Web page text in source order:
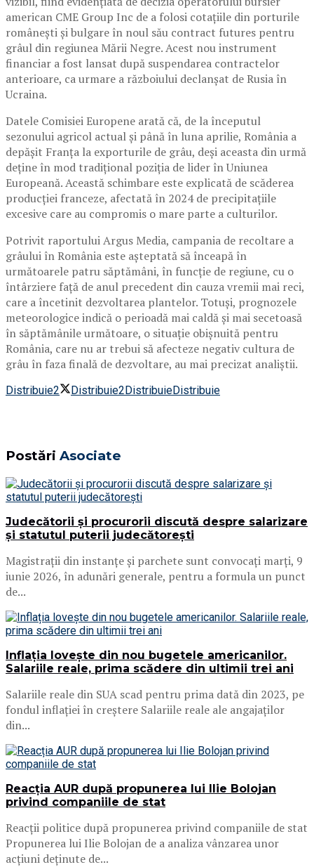
american CME Group Inc de a folosi cotațiile din porturile
românești și bulgare în noul său contract futures pentru
grâul din regiunea Mării Negre. Acest nou instrument
financiar a fost lansat după suspendarea contractelor
anterioare, ca urmare a războiului declanșat de Rusia în
Ucraina.
Datele Comisiei Europene arată că, de la începutul
sezonului agricol actual și până în luna aprilie, România a
depășit Franța la exporturile de grâu, deși aceasta din urmă
deține în mod tradițional poziția de lider în Uniunea
Europeană. Această schimbare este explicată de scăderea
producției franceze, afectată în 2024 de precipitațiile
excesive care au compromis o mare parte a culturilor.
Potrivit raportului Argus Media, campania de recoltare a
grâului în România este așteptată să înceapă în
următoarele patru săptămâni, în funcție de regiune, cu o
întârziere față de anul precedent din cauza vremii mai reci,
care a încetinit dezvoltarea plantelor. Totuși, prognozele
meteorologice indică o perioadă mai caldă și mai secetoasă
în săptămânile următoare, o situație obișnuită pentru
România, care nu ar trebui să afecteze negativ cultura de
grâu în faza finală de dezvoltare, au mai precizat analiștii.
Distribuie2 Distribuie2DistribuieDistribuie
Postări Asociate
Judecătorii și procurorii discută despre salarizare
și statutul puterii judecătorești
Magistrații din instanțe și parchete sunt convocați marți, 9
iunie 2026, în adunări generale, pentru a formula un punct
de...
Inflația lovește din nou bugetele americanilor.
Salariile reale, prima scădere din ultimii trei ani
Salariile reale din SUA scad pentru prima dată din 2023, pe
fondul inflației în creștere Salariile reale ale angajaților
din...
Reacția AUR după propunerea lui Ilie Bolojan
privind companiile de stat
Reacții politice după propunerea privind companiile de stat
Propunerea lui Ilie Bolojan de a analiza vânzarea unor
acțiuni deținute de...